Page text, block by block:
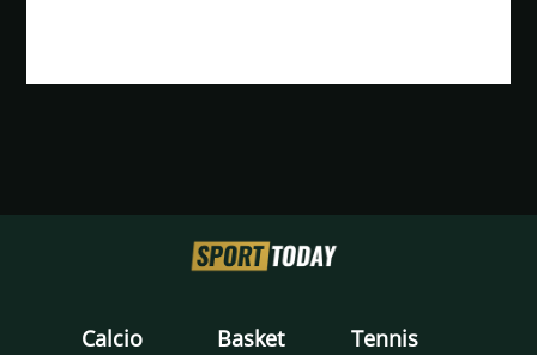
Calcio Basket Tennis